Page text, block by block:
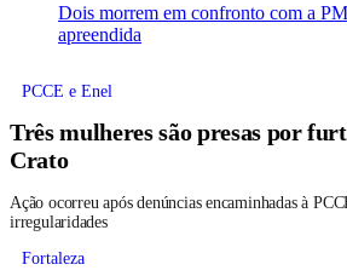
Dois morrem em confronto com a
apreendida
PCCE e Enel
Três mulheres são presas por
Crato
Ação ocorreu após denúncias encaminhadas à
irregularidades
Fortaleza